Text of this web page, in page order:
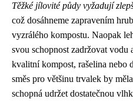
Těžké jílovité půdy vyžadují
což dosáhneme zapravením
vyzrálého kompostu. Naopak
svou schopnost zadržovat
kvalitní kompost, rašelina nebo
směs pro většinu trvalek by
schopná udržet dostatečnou